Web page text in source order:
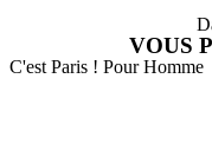
VOUS
C'est Paris ! Pour Homme